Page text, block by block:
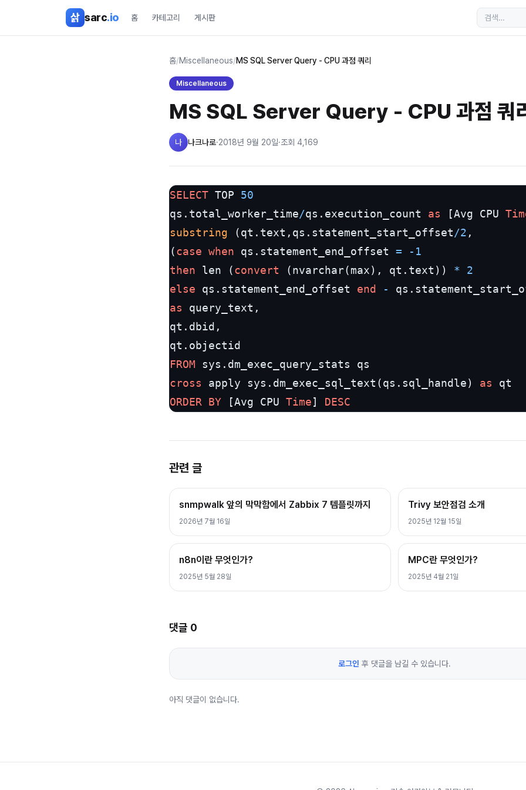
삵 sarc.io 홈 카테고리 게시판
홈/Miscellaneous/MS SQL Server Query - CPU 과점 쿼리
Miscellaneous
MS SQL Server Query - CPU 과점 쿼
나 나크나로·2018년 9월 20일·조회 4,169
SELECT TOP 50
qs.total_worker_time/qs.execution_count as [Avg CPU
substring (qt.text,qs.statement_start_offset/2 ,
(case when qs.statement_end_offset =
-1
then len (convert (nvarchar(max), qt.text)) *
2
else qs.statement_end_offset end -
as query_text,
qt.dbid,
FROM
cross apply sys.dm_exec_sql_text(qs.sql_handle) as
ORDER
BY [Avg CPU Time] DESC
관련 글
snmpwalk 앞의 막막함에서 Zabbix 7 템플릿까지
2026년 7월 16일
Trivy 보안점검 소개
2025년 12월 15일
n8n이란 무엇인가?
2025년 5월 28일
MPC란 무엇인가?
2025년 4월 21일
댓글 0
로그인 후 댓글을 남길 수 있습니다.
아직 댓글이 없습니다.